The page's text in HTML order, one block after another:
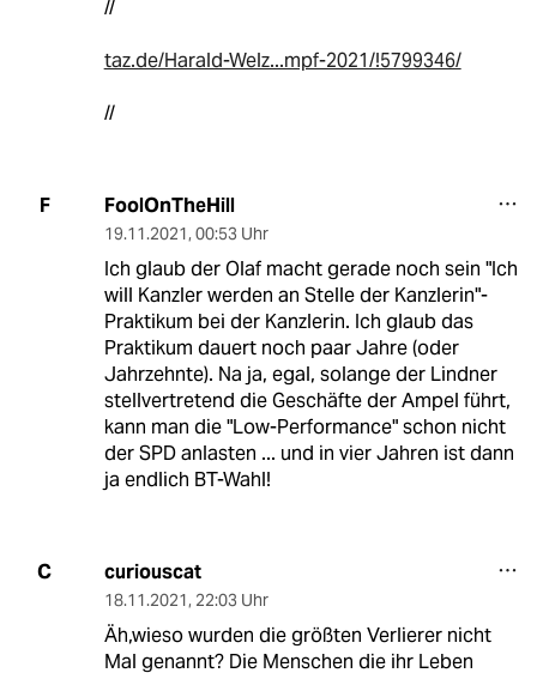
//
taz.de/Harald-Welz...mpf-2021/!5799346/
//
F FoolOnTheHill
19.11.2021, 00:53 Uhr
Ich glaub der Olaf macht gerade noch sein "Ich
will Kanzler werden an Stelle der Kanzlerin"-
Praktikum bei der Kanzlerin. Ich glaub das
Praktikum dauert noch paar Jahre (oder
Jahrzehnte). Na ja, egal, solange der Lindner
stellvertretend die Geschäfte der Ampel führt,
kann man die "Low-Performance" schon nicht
der SPD anlasten ... und in vier Jahren ist dann
ja endlich BT-Wahl!
C curiouscat
18.11.2021, 22:03 Uhr
Äh,wieso wurden die größten Verlierer nicht
Mal genannt? Die Menschen die ihr Leben